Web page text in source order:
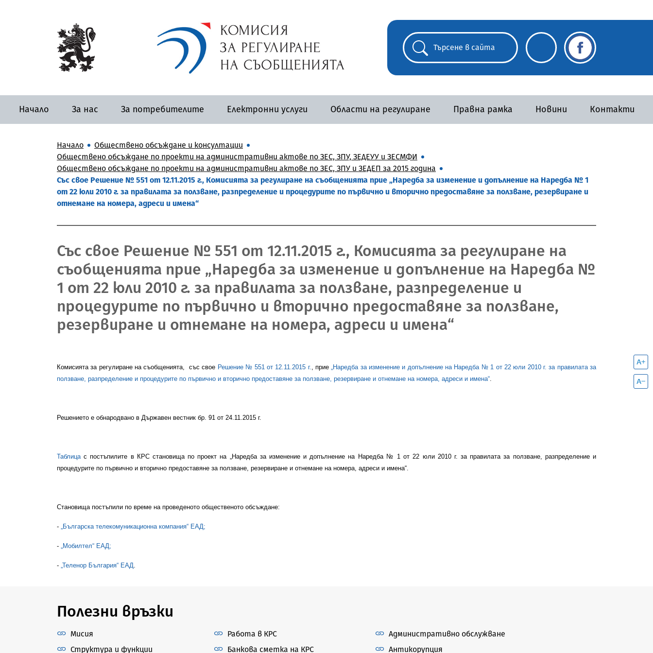
Начало За нас За потребителите Електронни услуги Области на регулиране Правна рамка Новини Контакти
Начало
Обществено обсъждане и консултации
Обществено обсъждане по проекти на административни актове по ЗЕС, ЗПУ, ЗЕДЕУУ и ЗЕСМФИ
Обществено обсъждане по проекти на административни актове по ЗЕС, ЗПУ и ЗЕДЕП за 2015 година
Със свое Решение № 551 от 12.11.2015 г., Комисията за регулиране на съобщенията прие „Наредба за изменение и допълнение на Наредба № 1
от 22 юли 2010 г. за правилата за ползване, разпределение и процедурите по първично и вторично предоставяне за ползване, резервиране и
отнемане на номера, адреси и имена“
Със свое Решение № 551 от 12.11.2015 г., Комисията за регулиране на
съобщенията прие „Наредба за изменение и допълнение на Наредба №
1 от 22 юли 2010 г. за правилата за ползване, разпределение и
процедурите по първично и вторично предоставяне за ползване,
резервиране и отнемане на номера, адреси и имена“
Комисията за регулиране на съобщенията, със свое Решение № 551 от 12.11.2015 г. , прие „Наредба за изменение и допълнение на Наредба № 1 от 22 юли 2010 г. за правилата за
ползване, разпределение и процедурите по първично и вторично предоставяне за ползване, резервиране и отнемане на номера, адреси и имена“
Решението е обнародвано в Държавен вестник бр. 91 от 24.11.2015 г.
Таблица с постъпилите в КРС становища по проект на „Наредба за изменение и допълнение на Наредба № 1 от 22 юли 2010 г. за правилата за ползване, разпределение и
процедурите по първично и вторично предоставяне за ползване, резервиране и отнемане на номера, адреси и имена“.
Становища постъпили по време на проведеното общественото обсъждане:
- „Българска телекомуникационна компания“ ЕАД;
- „Мобилтел“ ЕАД;
- „Теленор България“ ЕАД
Полезни връзки
Мисия
Структура и функции
Работа в КРС
Банкова сметка на КРС
Административно обслужване
Антикорупция